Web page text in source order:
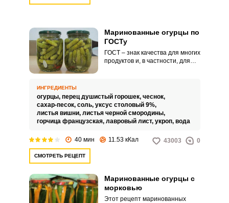
Маринованные огурцы по
ГОСТу
ГОСТ – знак качества для многих
продуктов и, в частности, для
такими вкусными.
ИНГРЕДИЕНТЫ
огурцы, перец душистый горошек, чеснок,
сахар-песок, соль, уксус столовый 9%,
листья вишни, листья черной смородины,
горчица французская, лавровый лист, укроп, вода
40 мин 11.53 кКал 43003 0
СМОТРЕТЬ РЕЦЕПТ
Маринованные огурцы с
морковью
Этот рецепт маринованных